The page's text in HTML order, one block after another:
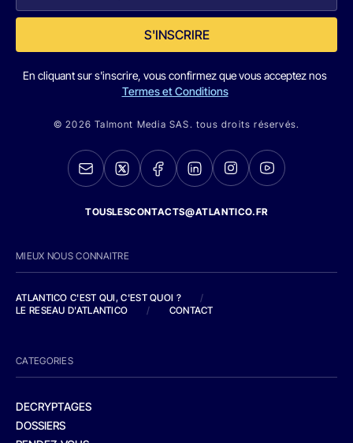
S'INSCRIRE
En cliquant sur s'inscrire, vous confirmez que vous acceptez nos
Termes et Conditions
© 2026 Talmont Media SAS. tous droits réservés.
TOUSLESCONTACTS@ATLANTICO.FR
MIEUX NOUS CONNAITRE
ATLANTICO C'EST QUI, C'EST QUOI ?
/
LE RESEAU D'ATLANTICO
/ CONTACT
CATEGORIES
DECRYPTAGES
DOSSIERS